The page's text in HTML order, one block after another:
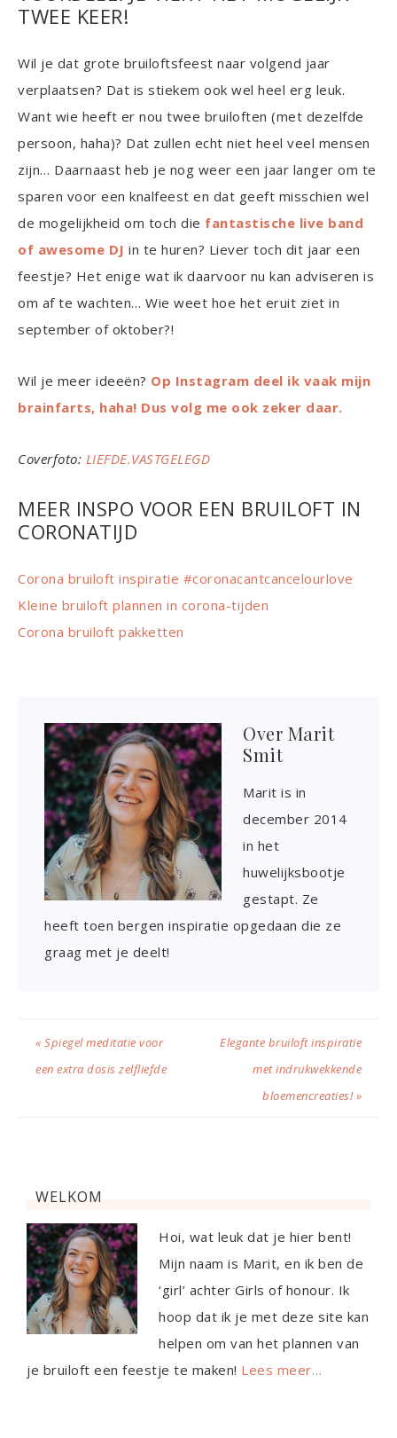
TWEE KEER!
Wil je dat grote bruiloftsfeest naar volgend jaar
verplaatsen? Dat is stiekem ook wel heel erg leuk.
Want wie heeft er nou twee bruiloften (met dezelfde
persoon, haha)? Dat zullen echt niet heel veel mensen
zijn… Daarnaast heb je nog weer een jaar langer om te
sparen voor een knalfeest en dat geeft misschien wel
de mogelijkheid om toch die fantastische live band
of awesome DJ in te huren? Liever toch dit jaar een
feestje? Het enige wat ik daarvoor nu kan adviseren is
om af te wachten… Wie weet hoe het eruit ziet in
september of oktober?!
Wil je meer ideeën? Op Instagram deel ik vaak mijn
brainfarts, haha! Dus volg me ook zeker daar.
Coverfoto: LIEFDE.VASTGELEGD
MEER INSPO VOOR EEN BRUILOFT IN
CORONATIJD
Corona bruiloft inspiratie #coronacantcancelourlove
Kleine bruiloft plannen in corona-tijden
Corona bruiloft pakketten
Over Marit
Smit
Marit is in
december 2014
in het
huwelijksbootje
gestapt. Ze
heeft toen bergen inspiratie opgedaan die ze
graag met je deelt!
« Spiegel meditatie voor
een extra dosis zelfliefde
Elegante bruiloft inspiratie
met indrukwekkende
bloemencreaties! »
WELKOM
Hoi, wat leuk dat je hier bent!
Mijn naam is Marit, en ik ben de
‘girl’ achter Girls of honour. Ik
hoop dat ik je met deze site kan
helpen om van het plannen van
je bruiloft een feestje te maken! Lees meer…